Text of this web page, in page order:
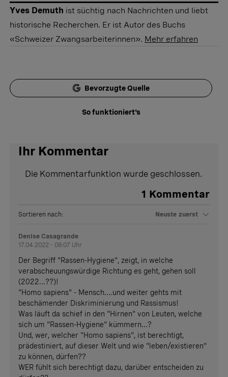
Yves Demuth ist süchtig nach Nachrichten und liebt
historische Recherchen. Er ist Autor des Buchs
«Schweizer Zwangsarbeiterinnen». Mehr erfahren
Bevorzugte Quelle
So funktioniert's
Ihr Kommentar
Die Kommentarfunktion wurde geschlossen.
1 Kommentar
Sortieren nach: Neuste zuerst
Denise Casagrande
17.04.2022 - 08:07 Uhr
Der Begriff "Rassen-Hygiene", zeigt, in welche
verabscheuungswürdige Richtung es geht, gehen soll
(2022...??)!
"Homo sapiens" - Mensch....und weiter gehts mit
beschämender Diskriminierung und Rassismus!
Was läuft da schief in den "Hirnen" von Leuten, welche
sich um "Rassen-Hygiene" kümmern...?
Und, wer, welcher "Homo sapiens", ist berechtigt,
prädestiniert, auf dieser Welt und wie "leben/existieren"
zu können, dürfen??
WER fühlt sich berechtigt dazu, darüber entscheiden zu